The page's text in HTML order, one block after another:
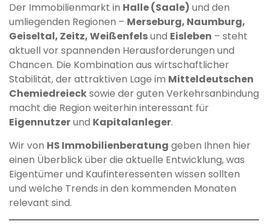
Der Immobilienmarkt in Halle (Saale) und den
umliegenden Regionen – Merseburg, Naumburg,
Geiseltal, Zeitz, Weißenfelsund Eisleben – steht
aktuell vor spannenden Herausforderungen und
Chancen. Die Kombination aus wirtschaftlicher
Stabilität, der attraktiven Lage im Mitteldeutschen
Chemiedreiecksowie der guten Verkehrsanbindung
macht die Region weiterhin interessant für
Eigennutzerund Kapitalanleger.
Wir von HS Immobilienberatung geben Ihnen hier
einen Überblick über die aktuelle Entwicklung, was
Eigentümer und Kaufinteressenten wissen sollten
und welche Trends in den kommenden Monaten
relevant sind.